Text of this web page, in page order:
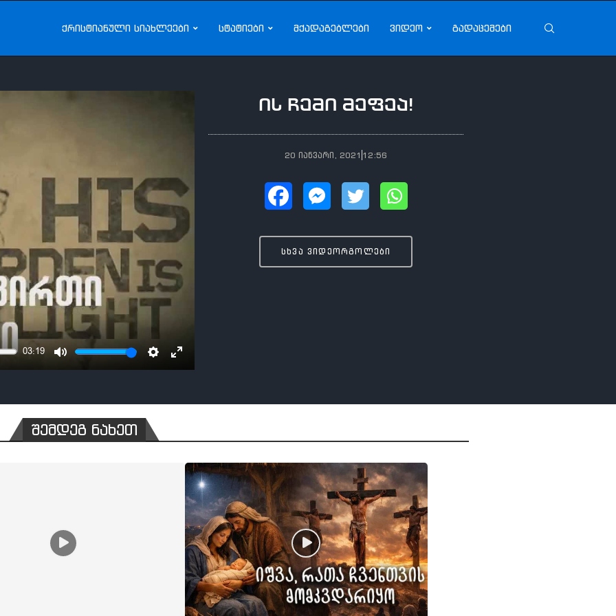
ქრისტიანული სიახლეები სტატიები მქადაგებლები ვიდეო გადაცემები
03:19
MUTE SETTINGS
ENTER
ის ჩემი მეფეა!
20 იანვარი, 2021 12:56
სხვა ვიდეორგოლები
შემდეგ ნახეთ